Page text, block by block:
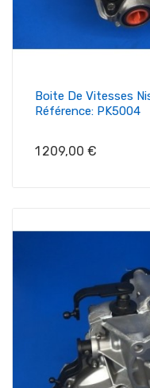
Boite De Vitesses
Référence: PK5004
Prix
1 209,00 €